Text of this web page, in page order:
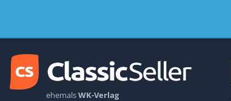
ehemalsWK-Verlag